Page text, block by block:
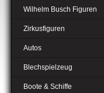
Wilhelm Busch Figuren
Zirkusfiguren
Autos
Blechspielzeug
Boote & Schiffe